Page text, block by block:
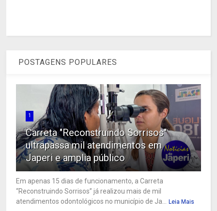
POSTAGENS POPULARES
1
Carreta "Reconstruindo Sorrisos"
ultrapassa mil atendimentos em
Japeri e amplia público
Em apenas 15 dias de funcionamento, a Carreta
“Reconstruindo Sorrisos” já realizou mais de mil
atendimentos odontológicos no município de Ja...
Leia Mais